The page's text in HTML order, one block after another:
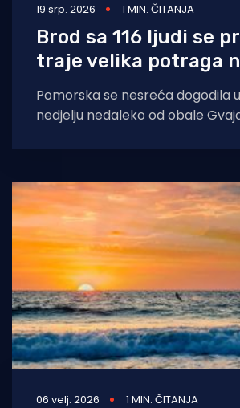
19 srp. 2026 1 MIN. ČITANJA
Brod sa 116 ljudi se
traje velika potraga
Pomorska se nesreća dogodila
nedjelju nedaleko od obale
06 velj. 2026 1 MIN. ČITANJA